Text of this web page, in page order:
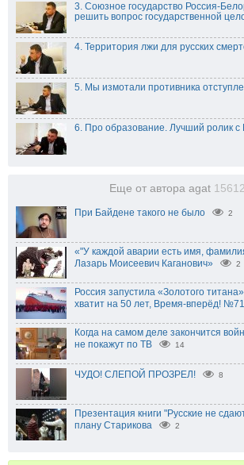
3. Союзное государство Россия-
решить вопрос государственной
4. Территория лжи для русских
5. Мы измотали противника
6. Про образование. Лучший ролик
Еще от автора agat 15612
При Байдене такого не было 2
«"У каждой аварии есть имя,
Лазарь Моисеевич Каганович»
2
Россия запустила «Золотого
хватит на 50 лет, Время-вперёд!
Когда на самом деле закончится
не покажут по ТВ
14
ЧУДО! СЛЕПОЙ ПРОЗРЕЛ! 8
Презентация книги "Русские не
плану Старикова
2